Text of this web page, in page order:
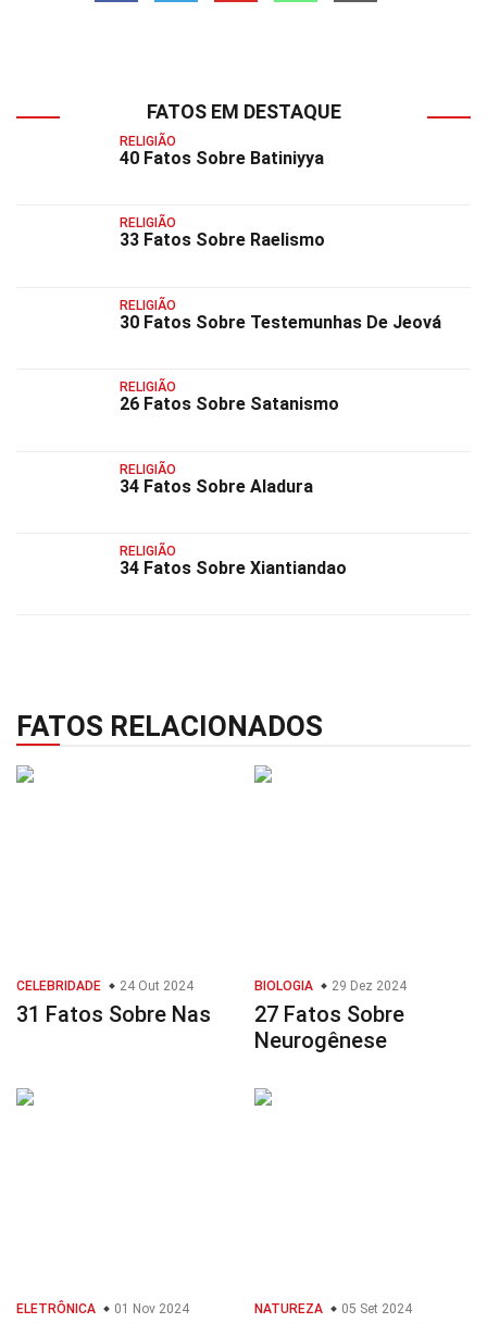
FATOS EM DESTAQUE
RELIGIÃO
40 Fatos Sobre Batiniyya
RELIGIÃO
33 Fatos Sobre Raelismo
RELIGIÃO
30 Fatos Sobre Testemunhas De Jeová
RELIGIÃO
26 Fatos Sobre Satanismo
RELIGIÃO
34 Fatos Sobre Aladura
RELIGIÃO
34 Fatos Sobre Xiantiandao
FATOS RELACIONADOS
CELEBRIDADE 24 Out 2024
31 Fatos Sobre Nas
BIOLOGIA 29 Dez 2024
27 Fatos Sobre
Neurogênese
ELETRÔNICA 01 Nov 2024 NATUREZA 05 Set 2024